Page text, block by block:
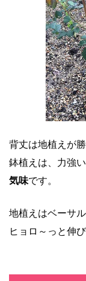
背丈は地植えが
鉢植えは、力強
気味です。
地植えはベーサ
ヒョロ～っと伸び